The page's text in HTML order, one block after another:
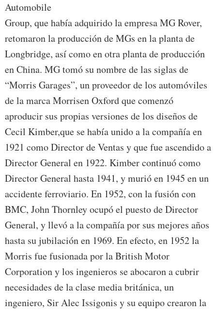
Automobile
Group, que había adquirido la empresa MG Rover,
retomaron la producción de MGs en la planta de
Longbridge, así como en otra planta de producción
en China. MG tomó su nombre de las siglas de
“Morris Garages”, un proveedor de los automóviles
de la marca Morrisen Oxford que comenzó
aproducir sus propias versiones de los diseños de
Cecil Kimber,que se había unido a la compañía en
1921 como Director de Ventas y que fue ascendido a
Director General en 1922. Kimber continuó como
Director General hasta 1941, y murió en 1945 en un
accidente ferroviario. En 1952, con la fusión con
BMC, John Thornley ocupó el puesto de Director
General, y llevó a la compañía por sus mejores años
hasta su jubilación en 1969. En efecto, en 1952 la
Morris fue fusionada por la British Motor
Corporation y los ingenieros se abocaron a cubrir
necesidades de la clase media británica, un
ingeniero, Sir Alec Issigonis y su equipo crearon la